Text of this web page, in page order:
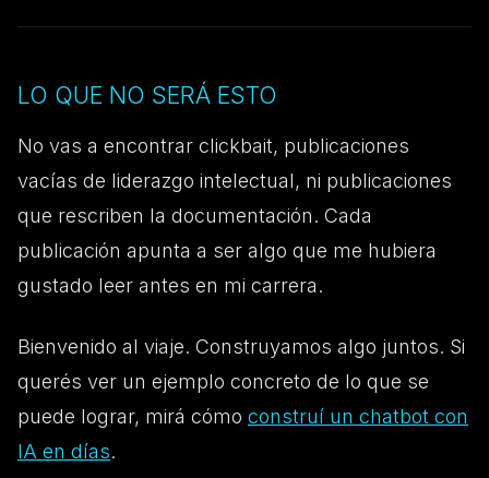
LO QUE NO SERÁ ESTO
No vas a encontrar clickbait, publicaciones
vacías de liderazgo intelectual, ni publicaciones
que rescriben la documentación. Cada
publicación apunta a ser algo que me hubiera
gustado leer antes en mi carrera.
Bienvenido al viaje. Construyamos algo juntos. Si
querés ver un ejemplo concreto de lo que se
puede lograr, mirá cómo construí un chatbot con
IA en días.